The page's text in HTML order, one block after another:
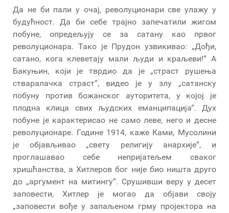
Да не би пали у очај, револуционари све улажу у
будућност. Да би себе трајно запечатили жигом
побуне, опредељују се за сатану као првог
револуционара. Тако je Прудон узвикивао: „Дођи,
сатано, кога клеветају мали људи и краљеви!“ А
Бакуњин, који је тврдио да је „страст рушења
стваралачка страст“, видео је у злу „сатанску
побуну против божанског ауторитета, у којој је
плодна клица свих људских еманципација“. Дух
побуне је карактерисао не само леве, него и десне
револуционаре. Године 1914, каже Ками, Мусолини
је објављивао „свету религију анархије“, и
проглашавао себе непријатељем сваког
хришћанства, а Хитлеров бог није био ништа друго
до „аргумент на митингу“. Срушивши веру у десет
заповести, Хитлер је могао да објави своју
„заповести вође у запаљеном грму пројектора на